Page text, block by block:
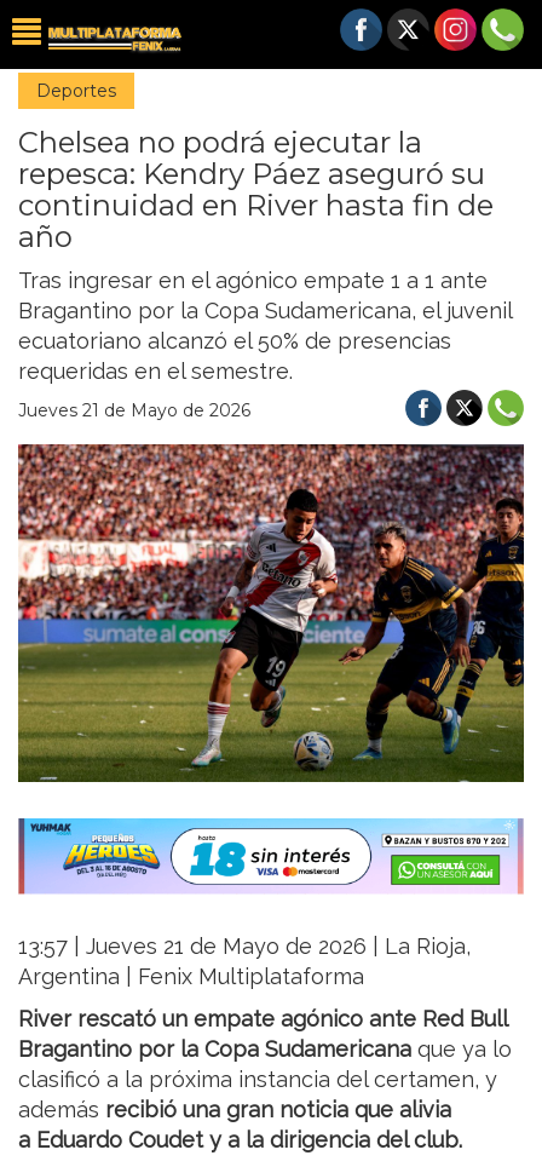
Deportes
Chelsea no podrá ejecutar la
repesca: Kendry Páez aseguró su
continuidad en River hasta fin de
año
Tras ingresar en el agónico empate 1 a 1 ante
Bragantino por la Copa Sudamericana, el juvenil
ecuatoriano alcanzó el 50% de presencias
requeridas en el semestre.
Jueves 21 de Mayo de 2026
13:57 | Jueves 21 de Mayo de 2026 | La Rioja,
Argentina | Fenix Multiplataforma
River rescató un empate agónico ante Red Bull
Bragantino por la Copa Sudamericana que ya lo
clasificó a la próxima instancia del certamen, y
además recibió una gran noticia que alivia
a Eduardo Coudet y a la dirigencia del club.